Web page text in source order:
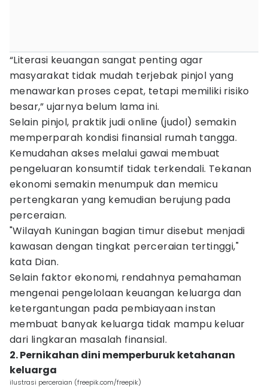
“Literasi keuangan sangat penting agar
masyarakat tidak mudah terjebak pinjol yang
menawarkan proses cepat, tetapi memiliki risiko
besar,” ujarnya belum lama ini.
Selain pinjol, praktik judi online (judol) semakin
memperparah kondisi finansial rumah tangga.
Kemudahan akses melalui gawai membuat
pengeluaran konsumtif tidak terkendali. Tekanan
ekonomi semakin menumpuk dan memicu
pertengkaran yang kemudian berujung pada
perceraian.
"Wilayah Kuningan bagian timur disebut menjadi
kawasan dengan tingkat perceraian tertinggi,"
kata Dian.
Selain faktor ekonomi, rendahnya pemahaman
mengenai pengelolaan keuangan keluarga dan
ketergantungan pada pembiayaan instan
membuat banyak keluarga tidak mampu keluar
dari lingkaran masalah finansial.
2. Pernikahan dini memperburuk ketahanan
keluarga
ilustrasi perceraian (freepik.com/freepik)